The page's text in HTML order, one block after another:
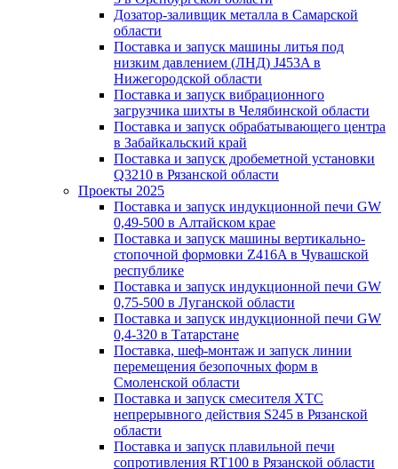
Дозатор-заливщик металла в Самарской
области
Поставка и запуск машины литья под
низким давлением (ЛНД) J453A в
Нижегородской области
Поставка и запуск вибрационного
загрузчика шихты в Челябинской области
Поставка и запуск обрабатывающего центра
в Забайкальский край
Поставка и запуск дробеметной установки
Q3210 в Рязанской области
Проекты 2025
Поставка и запуск индукционной печи GW
0,49-500 в Алтайском крае
Поставка и запуск машины вертикально-
стопочной формовки Z416A в Чувашской
республике
Поставка и запуск индукционной печи GW
0,75-500 в Луганской области
Поставка и запуск индукционной печи GW
0,4-320 в Татарстане
Поставка, шеф-монтаж и запуск линии
перемещения безопочных форм в
Смоленской области
Поставка и запуск смесителя ХТС
непрерывного действия S245 в Рязанской
области
Поставка и запуск плавильной печи
сопротивления RT100 в Рязанской области